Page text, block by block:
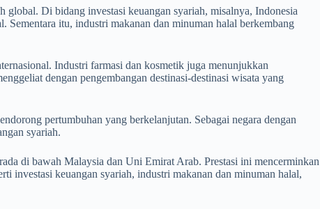
global. Di bidang investasi keuangan syariah, misalnya, Indonesia
itu, industri makanan dan minuman halal berkembang
Industri farmasi dan kosmetik juga menunjukkan
dengan pengembangan destinasi-destinasi wisata yang
pertumbuhan yang berkelanjutan. Sebagai negara dengan
syariah.
di bawah Malaysia dan Uni Emirat Arab. Prestasi ini mencerminkan
investasi keuangan syariah, industri makanan dan minuman halal,